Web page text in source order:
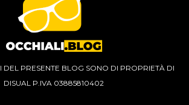
DEL PRESENTE BLOG SONO DI PROPRIETÀ DI
DISUAL P.IVA 03885810402